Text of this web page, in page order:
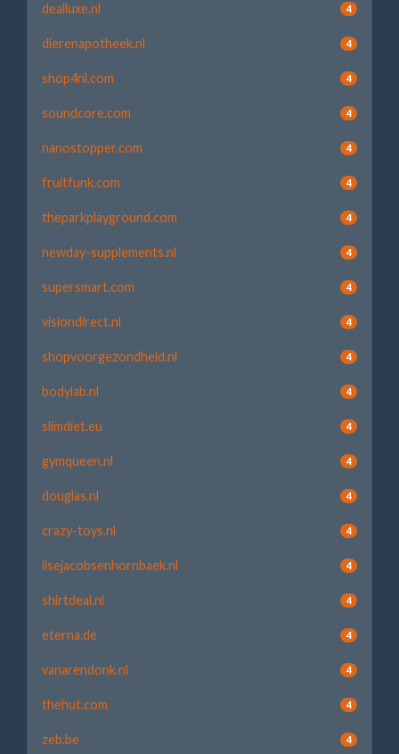
dealluxe.nl 4
dierenapotheek.nl 4
shop4nl.com 4
soundcore.com 4
nanostopper.com 4
fruitfunk.com 4
theparkplayground.com 4
newday-supplements.nl 4
supersmart.com 4
visiondirect.nl 4
shopvoorgezondheid.nl 4
bodylab.nl 4
slimdiet.eu 4
gymqueen.nl 4
douglas.nl 4
crazy-toys.nl 4
ilsejacobsenhornbaek.nl 4
shirtdeal.nl 4
eterna.de 4
vanarendonk.nl 4
thehut.com 4
zeb.be 4